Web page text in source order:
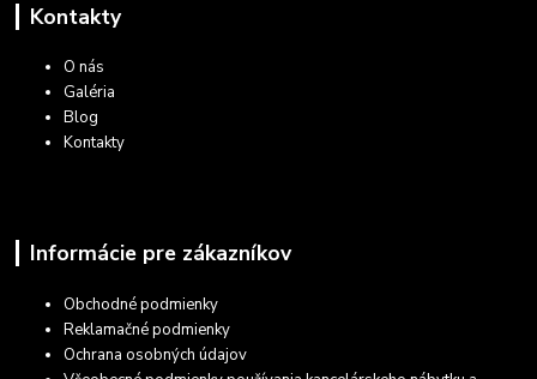
Kontakty
O nás
Galéria
Blog
Kontakty
Informácie pre zákazníkov
Obchodné podmienky
Reklamačné podmienky
Ochrana osobných údajov